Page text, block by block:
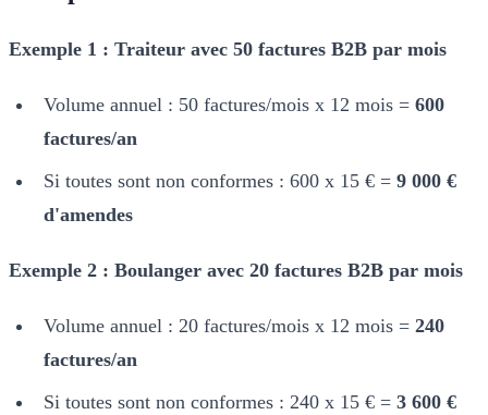
Exemple 1 : Traiteur avec 50 factures B2B par mois
Volume annuel : 50 factures/mois x 12 mois = 600
factures/an
Si toutes sont non conformes : 600 x 15 € = 9 000 €
d'amendes
Exemple 2 : Boulanger avec 20 factures B2B par mois
Volume annuel : 20 factures/mois x 12 mois = 240
factures/an
Si toutes sont non conformes : 240 x 15 € = 3 600 €